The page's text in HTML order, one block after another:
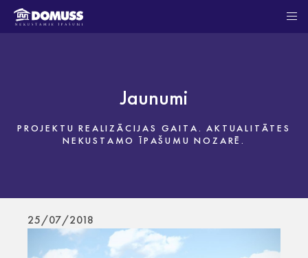
Jaunumi
PROJEKTU REALIZĀCIJAS GAITA. AKTUALITĀTES
NEKUSTAMO ĪPAŠUMU NOZARĒ.
25/07/2018